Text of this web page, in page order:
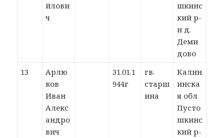
йлови
ч
шкинс
кий р-
н д.
Деми
дово
13
Арлю
ков
Иван
Алекс
андро
вич
31.01.1
944г
гв.
старш
ина
Калин
инска
я обл
Пусто
шкинс
кий р-